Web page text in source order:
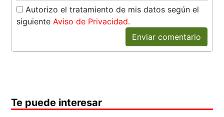
Autorizo el tratamiento de mis datos según el
siguienteAviso de Privacidad.
Enviar comentario
Te puede interesar